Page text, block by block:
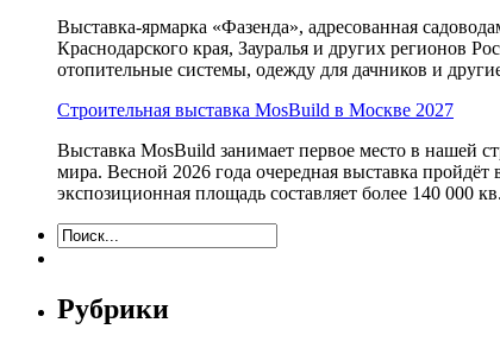
Выставка-ярмарка «Фазенда», адресованная
Краснодарского края, Зауралья и других регионов
отопительные системы, одежду для дачников и
Строительная выставка MosBuild в Москве 2027
Выставка MosBuild занимает первое место в нашей
мира. Весной 2026 года очередная выставка
экспозиционная площадь составляет более 140 000
Рубрики